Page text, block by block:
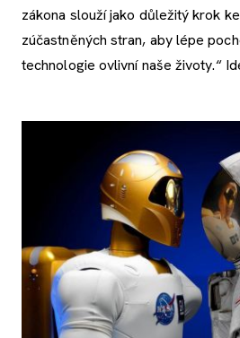
zákona slouží jako důležitý krok
zúčastněných stran, aby lépe
technologie ovlivní naše životy.“